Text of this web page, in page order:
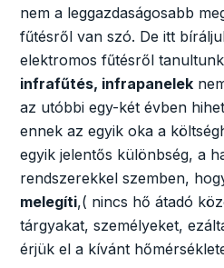
nem a leggazdaságosabb
fűtésről van szó. De itt
elektromos fűtésről
infrafűtés, infrapanelek
az utóbbi egy-két évben
ennek az egyik oka a
egyik jelentős különbség, a
rendszerekkel szemben,
melegíti,( nincs hő átadó
tárgyakat, személyeket,
érjük el a kívánt